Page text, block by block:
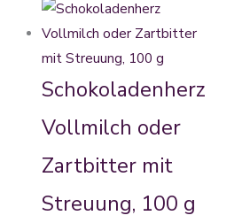
Schokoladenherz
Vollmilch oder
Zartbitter mit
Streuung, 100 g